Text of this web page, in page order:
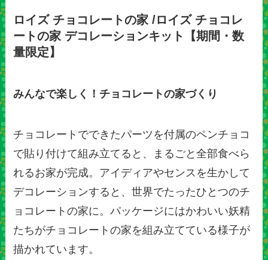
ロイズ チョコレートの家 /ロイズ チョコレ
ートの家 デコレーションキット【期間・数
量限定】
みんなで楽しく！チョコレートの家づくり
チョコレートでできたパーツを付属のペンチョコ
で貼り付けて組み立てると、まるごと全部食べら
れるお家が完成。アイディアやセンスを生かして
デコレーションすると、世界でたったひとつのチ
ョコレートの家に。パッケージにはかわいい妖精
たちがチョコレートの家を組み立てている様子が
描かれています。